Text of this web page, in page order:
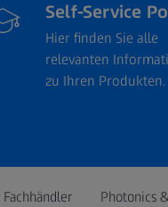
Self-Service
Hier finden Sie alle
relevanten
zu Ihren Produkten.
Photonics